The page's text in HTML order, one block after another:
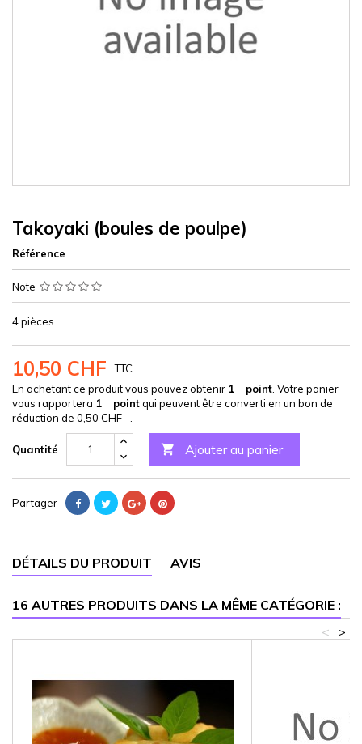
Takoyaki (boules de poulpe)
Référence
Note
4 pièces
10,50 CHF
TTC
En achetant ce produit vous pouvez obtenir 1 point . Votre panier
vous rapportera 1 pointqui peuvent être converti en un bon de
réduction de 0,50 CHF
Quantité  Ajouter au panier
Partager
DÉTAILS DU PRODUIT AVIS
16 AUTRES PRODUITS DANS LA MÊME CATÉGORIE :
>
<